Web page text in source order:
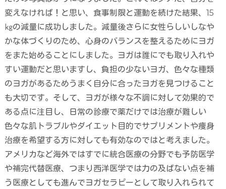
変えなければ！と思い、食事制限と運動を続けた結果、 15
㎏の減量に成功しました。減量後さらに女性らしいしなや
かな体づくりのため、心身のバランスを整えるためにヨガ
をまた始めることにしました。ヨガは誰にでも取り入れや
すい運動だと思いますし、負担の少ないヨガ、色々な種類
のヨガがあるためうまく自分に合ったヨガを見つけること
も大切です。そして、ヨガが様々な不調に対して効果的で
ある点に注目し、日常の診療で薬だけでは治療が難しい
色々な肌トラブルやダイエット目的でサプリメントや痩身
治療を希望する方に対しても有効なのではと考えました。
アメリカなど海外ではすでに統合医療の分野でも予防医学
や補完代替医療、つまり西洋医学では力の及ばない点を補
う医療としても進んでヨガセラピーとして取り入れられて